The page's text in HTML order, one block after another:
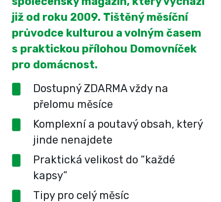
již od roku 2009. Tištěný měsíční
průvodce kulturou a volným časem
s praktickou přílohou Domovníček
pro domácnost.
Dostupný ZDARMA vždy na
přelomu měsíce
Komplexní a poutavý obsah, který
jinde nenajdete
Praktická velikost do “každé
kapsy”
Tipy pro celý měsíc